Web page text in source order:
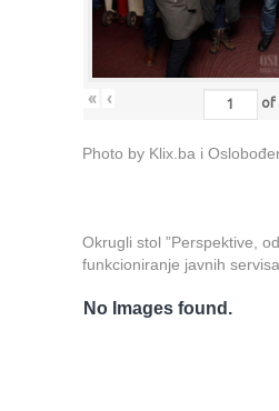
« ‹ of
Photo by Klix.ba i
Okrugli stol ”Perspektive,
funkcioniranje javnih
No Images found.